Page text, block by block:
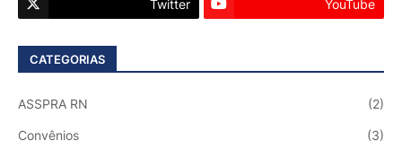
Twitter YouTube
CATEGORIAS
ASSPRA RN (2)
Convênios (3)